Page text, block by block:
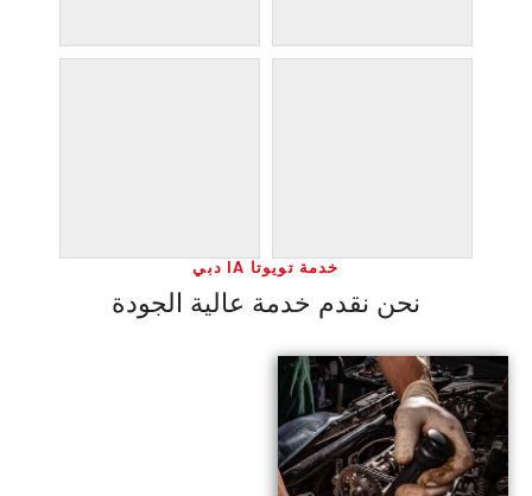
خدمة تويوتا IA دبي
نحن نقدم خدمة عالية الجودة